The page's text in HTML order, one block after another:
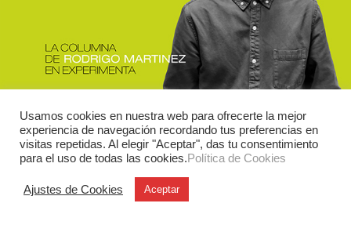
Usamos cookies en nuestra web para ofrecerte la mejor
experiencia de navegación recordando tus preferencias en
visitas repetidas. Al elegir "Aceptar", das tu consentimiento
para el uso de todas las cookies.Política de Cookies
Ajustes de Cookies Aceptar